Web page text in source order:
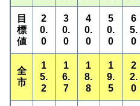
目
標
値
2
0.
0
3
0.
0
4
0.
0
5
0.
0
6
5.
0
全
市
1
5.
2
1
6.
7
1
8.
8
1
9.
5
2
2.
0